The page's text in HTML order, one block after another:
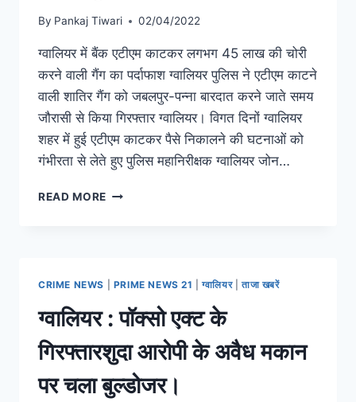
By Pankaj Tiwari 02/04/2022
ग्वालियर में बैंक एटीएम काटकर लगभग 45 लाख की चोरी
करने वाली गैंग का पर्दाफाश ग्वालियर पुलिस ने एटीएम काटने
वाली शातिर गैंग को जबलपुर-पन्ना बारदात करने जाते समय
जौरासी से किया गिरफ्तार ग्वालियर। विगत दिनों ग्वालियर
शहर में हुई एटीएम काटकर पैसे निकालने की घटनाओं को
गंभीरता से लेते हुए पुलिस महानिरीक्षक ग्वालियर जोन…
READ MORE
CRIME NEWS PRIME NEWS 21 |ग्वालियर|ताजा खबरें
ग्वालियर : पॉक्सो एक्ट के
गिरफ्तारशुदा आरोपी के अवैध मकान
पर चला बुल्डोजर।